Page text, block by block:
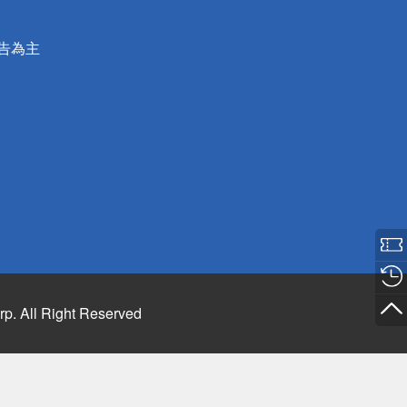
為主
All Right Reserved